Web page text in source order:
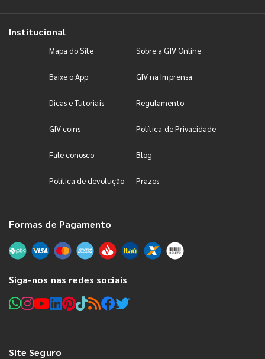
Institucional
Mapa do Site Sobre a GIV Online
Baixe o App GIV na Imprensa
Dicas e Tutoriais Regulamento
GIV coins Política de Privacidade
Fale conosco Blog
Política de devolução Prazos
Formas de Pagamento
Siga-nos nas redes sociais
Site Seguro